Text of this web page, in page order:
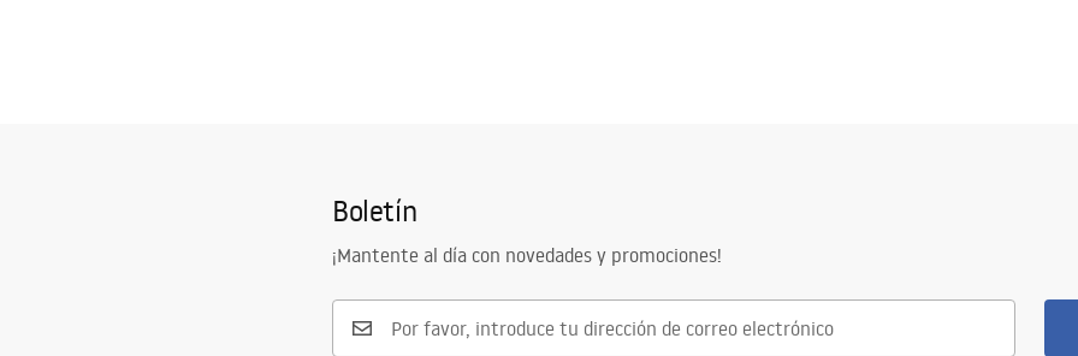
Boletín
¡Mantente al día con novedades y promociones!